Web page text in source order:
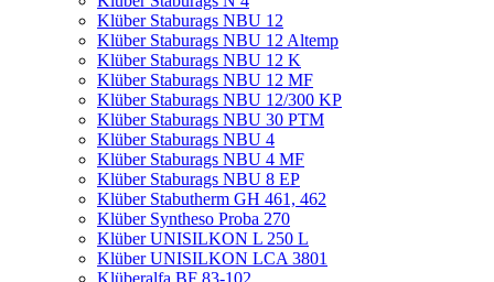
Klüber Staburags NBU 12
Klüber Staburags NBU 12 Altemp
Klüber Staburags NBU 12 K
Klüber Staburags NBU 12 MF
Klüber Staburags NBU 12/300 KP
Klüber Staburags NBU 30 PTM
Klüber Staburags NBU 4
Klüber Staburags NBU 4 MF
Klüber Staburags NBU 8 EP
Klüber Stabutherm GH 461, 462
Klüber Syntheso Proba 270
Klüber UNISILKON L 250 L
Klüber UNISILKON LCA 3801
Klüberalfa BF 83-102